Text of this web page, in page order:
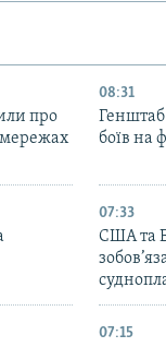
про
08:31
боїв на
07:33
США та
07:15